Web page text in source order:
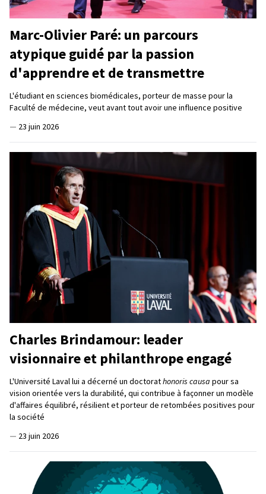
Marc-Olivier Paré: un parcours
atypique guidé par la passion
d'apprendre et de transmettre
L'étudiant en sciences biomédicales, porteur de masse pour la
Faculté de médecine, veut avant tout avoir une influence positive
— 23 juin 2026
Charles Brindamour: leader
visionnaire et philanthrope engagé
L'Université Laval lui a décerné un doctorathonoris causa pour sa
vision orientée vers la durabilité, qui contribue à façonner un modèle
d'affaires équilibré, résilient et porteur de retombées positives pour
la société
— 23 juin 2026